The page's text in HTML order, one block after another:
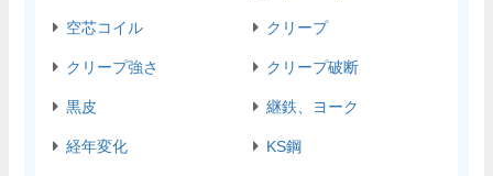
空芯コイル クリープ
クリープ強さ クリープ破断
黒皮 継鉄、ヨーク
経年変化 KS鋼